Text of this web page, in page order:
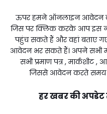
ऊपर हमने ऑनलाइन आवेदन
जिस पर क्लिक करके आप इस
पहुंच सकते हैं और वहां बताए
आवेदन भर सकते हैं। अपने सभी
सभी प्रमाण पत्र , मार्कशीट ,
जिससे आवेदन करते समय
हर खबर की अपडेट